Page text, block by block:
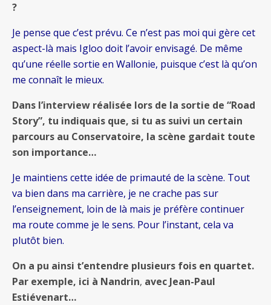
?
Je pense que c’est prévu. Ce n’est pas moi qui gère cet
aspect-là mais Igloo doit l’avoir envisagé. De même
qu’une réelle sortie en Wallonie, puisque c’est là qu’on
me connaît le mieux.
Dans l’interview réalisée lors de la sortie de “Road
Story”, tu indiquais que, si tu as suivi un certain
parcours au Conservatoire, la scène gardait toute
son importance…
Je maintiens cette idée de primauté de la scène. Tout
va bien dans ma carrière, je ne crache pas sur
l’enseignement, loin de là mais je préfère continuer
ma route comme je le sens. Pour l’instant, cela va
plutôt bien.
On a pu ainsi t’entendre plusieurs fois en quartet.
Par exemple, ici à Nandrin, avec Jean-Paul
Estiévenart…